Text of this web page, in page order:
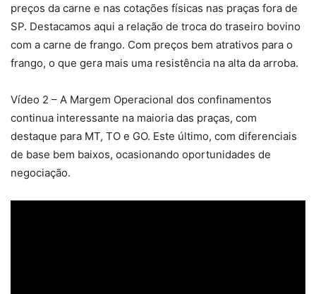
preços da carne e nas cotações físicas nas praças fora de
SP. Destacamos aqui a relação de troca do traseiro bovino
com a carne de frango. Com preços bem atrativos para o
frango, o que gera mais uma resistência na alta da arroba.
Vídeo 2 – A Margem Operacional dos confinamentos
continua interessante na maioria das praças, com
destaque para MT, TO e GO. Este último, com diferenciais
de base bem baixos, ocasionando oportunidades de
negociação.